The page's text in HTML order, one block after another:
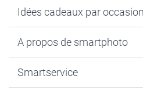
Calendrier photo & Agenda photo
Tirage photo & agrandissement
Faire-part & Cartes
Idées cadeaux par occasion
Anniversaire
Naissance & baptême
A propos de smartphoto
Plan du site
Smartservice